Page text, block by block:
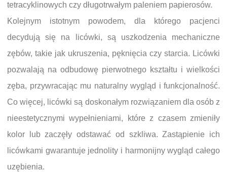
tetracyklinowych czy długotrwałym paleniem papierosów.
Kolejnym istotnym powodem, dla którego pacjenci
decydują się na licówki, są uszkodzenia mechaniczne
zębów, takie jak ukruszenia, pęknięcia czy starcia. Licówki
pozwalają na odbudowę pierwotnego kształtu i wielkości
zęba, przywracając mu naturalny wygląd i funkcjonalność.
Co więcej, licówki są doskonałym rozwiązaniem dla osób z
nieestetycznymi wypełnieniami, które z czasem zmieniły
kolor lub zaczęły odstawać od szkliwa. Zastąpienie ich
licówkami gwarantuje jednolity i harmonijny wygląd całego
uzębienia.